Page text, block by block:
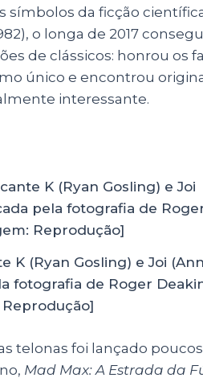
símbolos da ficção
o longa de 2017
de clássicos: honrou os
único e encontrou
interessante.
K (Ryan Gosling) e Joi
fotografia de Roger
telonas foi lançado
Mad Max: A Estrada da